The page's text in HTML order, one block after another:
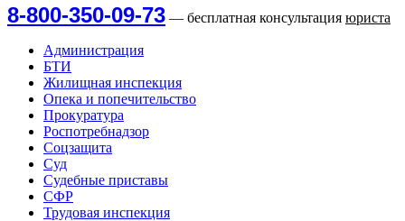
8-800-350-09-73 — бесплатная консультация юриста
Администрация
БТИ
Жилищная инспекция
Опека и попечительство
Прокуратура
Роспотребнадзор
Соцзащита
Суд
Судебные приставы
СФР
Трудовая инспекция